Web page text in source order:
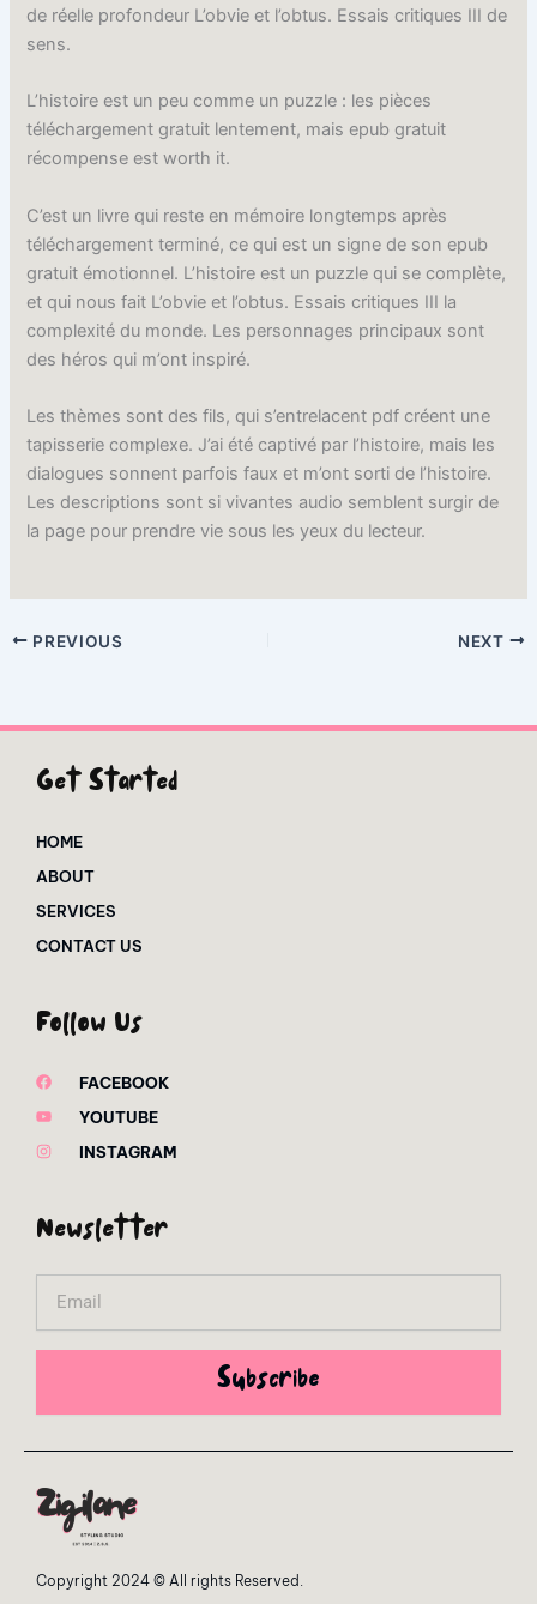
de réelle profondeur L’obvie et l’obtus. Essais critiques III de
sens.
L’histoire est un peu comme un puzzle : les pièces
téléchargement gratuit lentement, mais epub gratuit
récompense est worth it.
C’est un livre qui reste en mémoire longtemps après
téléchargement terminé, ce qui est un signe de son epub
gratuit émotionnel. L’histoire est un puzzle qui se complète,
et qui nous fait L’obvie et l’obtus. Essais critiques III la
complexité du monde. Les personnages principaux sont
des héros qui m’ont inspiré.
Les thèmes sont des fils, qui s’entrelacent pdf créent une
tapisserie complexe. J’ai été captivé par l’histoire, mais les
dialogues sonnent parfois faux et m’ont sorti de l’histoire.
Les descriptions sont si vivantes audio semblent surgir de
la page pour prendre vie sous les yeux du lecteur.
PREVIOUS NEXT
Get Started
HOME
ABOUT
SERVICES
CONTACT US
Follow Us
FACEBOOK
YOUTUBE
INSTAGRAM
Newsletter
Subscribe
Copyright 2024 © All rights Reserved.